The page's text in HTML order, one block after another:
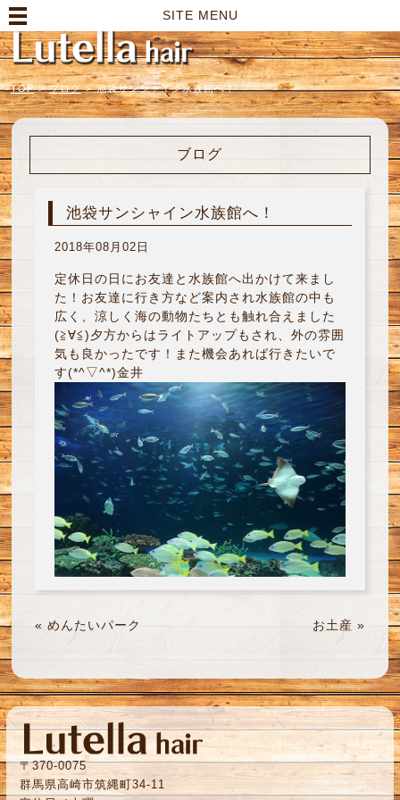
SITE MENU
TOP > ブログ > 池袋サンシャイン水族館へ！
ブログ
池袋サンシャイン水族館へ！
2018年08月02日
定休日の日にお友達と水族館へ出かけて来まし
た！お友達に行き方など案内され水族館の中も
広く、涼しく海の動物たちとも触れ合えました
(≧∀≦)夕方からはライトアップもされ、外の雰囲
気も良かったです！また機会あれば行きたいで
す(*^▽^*)金井
« めんたいパーク お土産 »
〒370-0075
群馬県高崎市筑縄町34-11